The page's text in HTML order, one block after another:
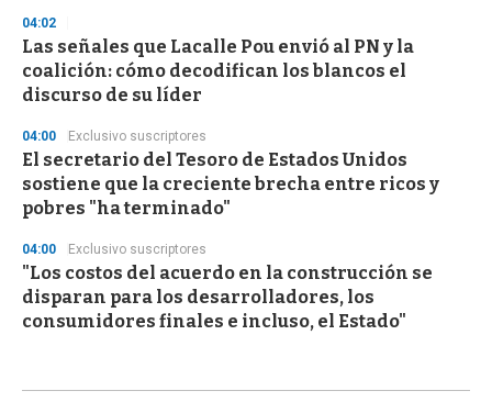
04:02
Las señales que Lacalle Pou envió al PN y la
coalición: cómo decodifican los blancos el
discurso de su líder
04:00 Exclusivo suscriptores
El secretario del Tesoro de Estados Unidos
sostiene que la creciente brecha entre ricos y
pobres "ha terminado"
04:00 Exclusivo suscriptores
"Los costos del acuerdo en la construcción se
disparan para los desarrolladores, los
consumidores finales e incluso, el Estado"